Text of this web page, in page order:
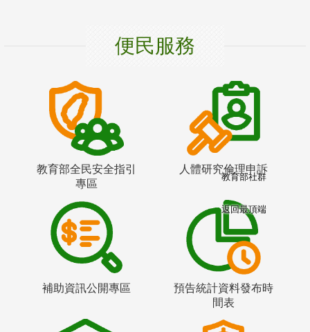
便民服務
教育部全民安全指引
專區
人體研究倫理申訴
補助資訊公開專區
預告統計資料發布時
間表
教育部社群
返回最頂端